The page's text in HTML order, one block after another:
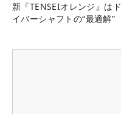
新『TENSEIオレンジ』は
イバーシャフトの“最適解”